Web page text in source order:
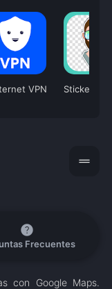
VPN Sticker
drag_handle
help
Frecuentes
con Google Maps.